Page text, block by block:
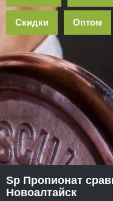
Скидки Оптом
Sp Пропионат
Новоалтайск